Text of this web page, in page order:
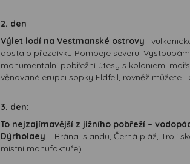
2. den
Výlet lodí na Vestmanské ostrovy
dostalo přezdívku Pompeje severu.
monumentální pobřežní útesy s koloniemi
věnované erupci sopky Eldfell, rovněž můžete
3. den:
To nejzajímavější z jižního pobřeží –
Dýrholaey – Brána Islandu, Černá pláž, Trolí
místní manufaktuře).